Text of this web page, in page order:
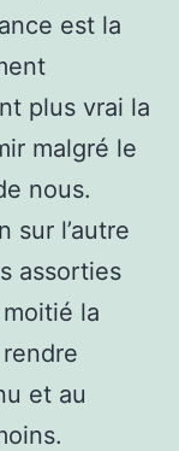
est la
plus vrai la
malgré le
nous.
sur l’autre
assorties
la
et au